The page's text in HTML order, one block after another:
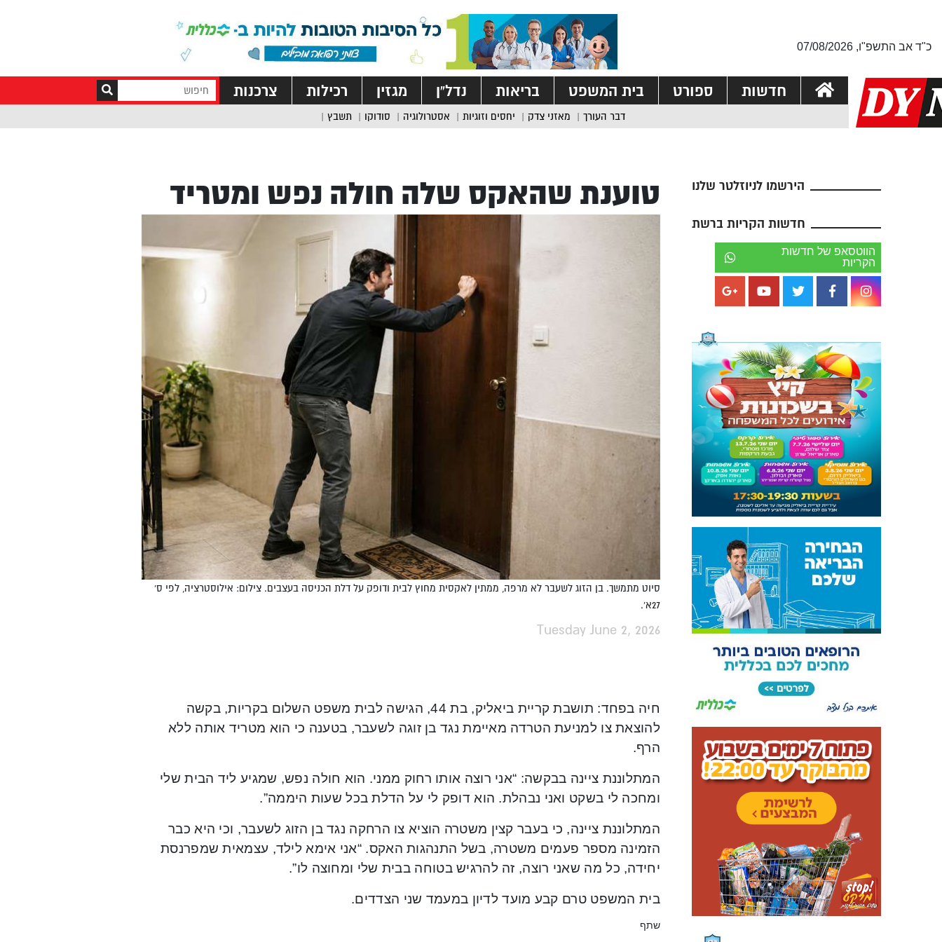
כ"ד אב התשפ"ו, 07/08/2026
חדשות ספורט בית המשפט בריאות נדל”ן מגזין רכילות צרכנות
דבר העורך מאזני צדק יחסים וזוגיות אסטרולוגיה סודוקו תשבץ
הירשמו לניוזלטר שלנו
חדשות הקריות ברשת
הווטסאפ של חדשות
הקריות
טוענת שהאקס שלה חולה נפש ומטריד
סיוט מתמשך. בן הזוג לשעבר לא מרפה, ממתין לאקסית מחוץ לבית ודופק על דלת הכניסה בעצבים. צילום: אילוסטרציה, לפי ס'
27א'.
Tuesday June 2, 2026
חיה בפחד: תושבת קריית ביאליק, בת 44, הגישה לבית משפט השלום בקריות, בקשה
להוצאת צו למניעת הטרדה מאיימת נגד בן זוגה לשעבר, בטענה כי הוא מטריד אותה ללא
הרף.
המתלוננת ציינה בבקשה: “אני רוצה אותו רחוק ממני. הוא חולה נפש, שמגיע ליד הבית שלי
ומחכה לי בשקט ואני נבהלת. הוא דופק לי על הדלת בכל שעות היממה”.
המתלוננת ציינה, כי בעבר קצין משטרה הוציא צו הרחקה נגד בן הזוג לשעבר, וכי היא כבר
הזמינה מספר פעמים משטרה, בשל התנהגות האקס. “אני אימא לילד, עצמאית שמפרנסת
יחידה, כל מה שאני רוצה, זה להרגיש בטוחה בבית שלי ומחוצה לו”.
בית המשפט טרם קבע מועד לדיון במעמד שני הצדדים.
שתף